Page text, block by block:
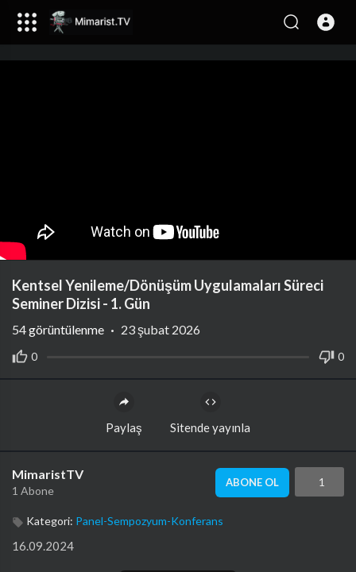
Kentsel Yenileme/Dönüşüm Uygulamaları Süreci
Seminer Dizisi - 1. Gün
0 0
54görüntülenme · 23 şubat 2026
Paylaş Sitende yayınla
MimaristTV
1 Abone
ABONE OL 1
Kategori: Panel-Sempozyum-Konferans
16.09.2024